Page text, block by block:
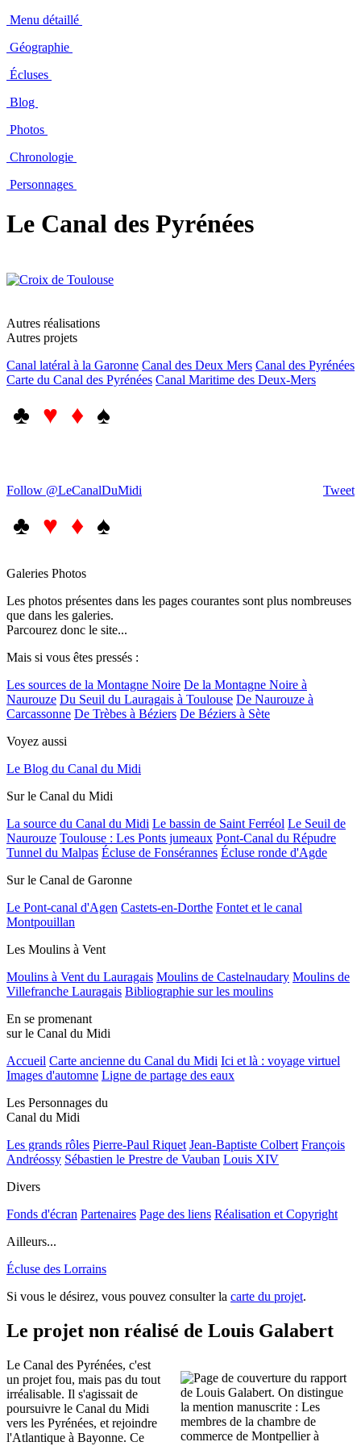
Menu détaillé
Géographie
Écluses
Blog
Photos
Chronologie
Personnages
Le Canal des Pyrénées
Autres réalisations
Autres projets
Canal latéral à la Garonne Canal des Deux Mers Canal des Pyrénées
Carte du Canal des Pyrénées Canal Maritime des Deux-Mers
♣ ♥ ♦ ♠
Tweet
Follow @LeCanalDuMidi
♣ ♥ ♦ ♠
Galeries Photos
Les photos présentes dans les pages courantes sont plus nombreuses
que dans les galeries.
Parcourez donc le site...
Mais si vous êtes pressés :
Les sources de la Montagne Noire De la Montagne Noire à
Naurouze Du Seuil du Lauragais à Toulouse De Naurouze à
Carcassonne De Trèbes à Béziers De Béziers à Sète
Voyez aussi
Le Blog du Canal du Midi
Sur le Canal du Midi
La source du Canal du Midi Le bassin de Saint Ferréol Le Seuil de
Naurouze Toulouse : Les Ponts jumeaux Pont-Canal du Répudre
Tunnel du Malpas Écluse de Fonsérannes Écluse ronde d'Agde
Sur le Canal de Garonne
Le Pont-canal d'Agen Castets-en-Dorthe Fontet et le canal
Montpouillan
Les Moulins à Vent
Moulins à Vent du Lauragais Moulins de Castelnaudary Moulins de
Villefranche Lauragais Bibliographie sur les moulins
En se promenant
sur le Canal du Midi
Accueil Carte ancienne du Canal du Midi Ici et là : voyage virtuel
Images d'automne Ligne de partage des eaux
Les Personnages du
Canal du Midi
Les grands rôles Pierre-Paul Riquet Jean-Baptiste Colbert François
Andréossy Sébastien le Prestre de Vauban Louis XIV
Divers
Fonds d'écran Partenaires Page des liens Réalisation et Copyright
Ailleurs...
Écluse des Lorrains
Si vous le désirez, vous pouvez consulter la carte du projet.
Le projet non réalisé de Louis Galabert
Le Canal des Pyrénées, c'est
un projet fou, mais pas du tout
irréalisable. Il s'agissait de
poursuivre le Canal du Midi
vers les Pyrénées, et rejoindre
l'Atlantique à Bayonne. Ce